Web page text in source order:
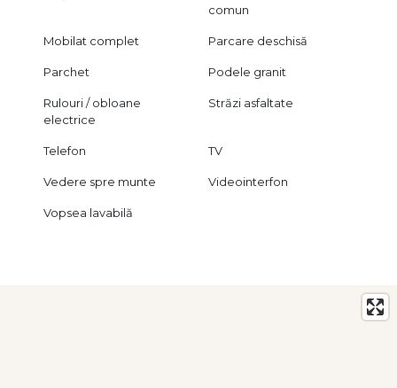
comun
Mobilat complet Parcare deschisă
Parchet Podele granit
Rulouri / obloane
electrice
Străzi asfaltate
Telefon TV
Vedere spre munte Videointerfon
Vopsea lavabilă